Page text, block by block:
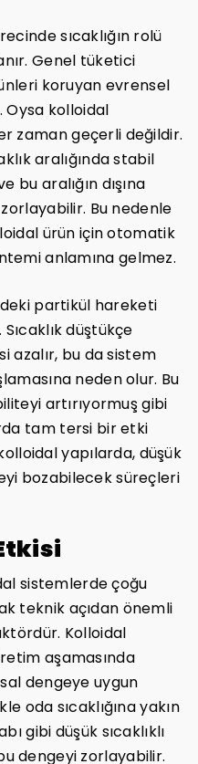
sıcaklığın rolü
Genel tüketici
koruyan evrensel
Oysa kolloidal
zaman geçerli değildir.
aralığında stabil
bu aralığın dışına
zorlayabilir. Bu nedenle
ürün için otomatik
anlamına gelmez.
partikül hareketi
düştükçe
azalır, bu da sistem
neden olur. Bu
artırıyormuş gibi
tam tersi bir etki
yapılarda, düşük
bozabilecek süreçleri
sistemlerde çoğu
teknik açıdan önemli
Kolloidal
aşamasında
dengeye uygun
oda sıcaklığına yakın
gibi düşük sıcaklıklı
dengeyi zorlayabilir.